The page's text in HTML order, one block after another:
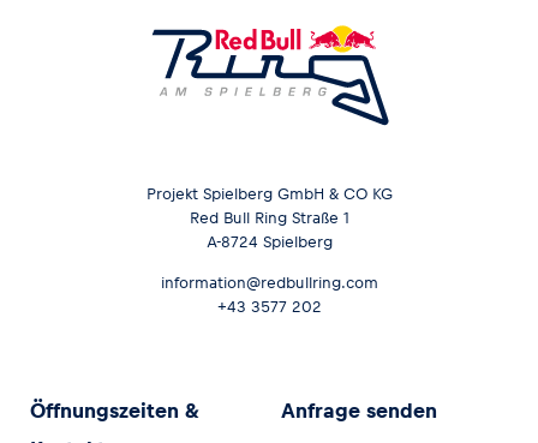
Projekt Spielberg GmbH & CO KG
Red Bull Ring Straße 1
A-8724 Spielberg
information@redbullring.com
+43 3577 202
Öffnungszeiten &
Anfrage senden